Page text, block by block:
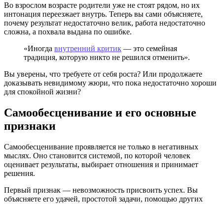
Во взрослом возрасте родители уже не стоят рядом, но их
интонация переезжает внутрь. Теперь вы сами объясняете,
почему результат недостаточно велик, работа недостаточно
сложна, а похвала выдана по ошибке.
«Иногда внутренний критик — это семейная
традиция, которую никто не решился отменить».
Вы уверены, что требуете от себя роста? Или продолжаете
доказывать невидимому жюри, что пока недостаточно хороши
для спокойной жизни?
Самообесценивание и его основные
признаки
Самообесценивание проявляется не только в негативных
мыслях. Оно становится системой, по которой человек
оценивает результаты, выбирает отношения и принимает
решения.
Первый признак — невозможность присвоить успех. Вы
объясняете его удачей, простотой задачи, помощью других